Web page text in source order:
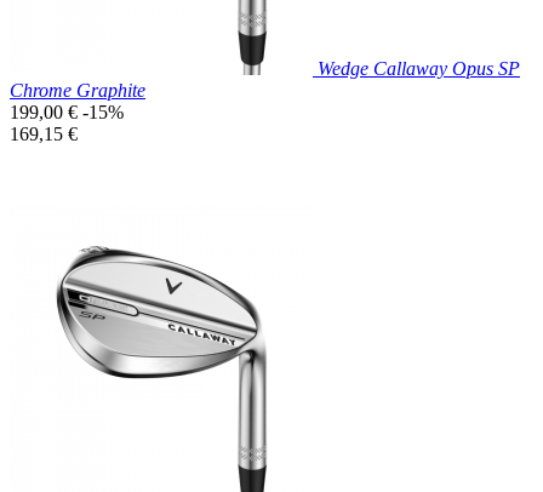
Wedge Callaway Opus SP
Chrome Graphite
Prix
de
199,00 € -15%
Prix
169,15 €
Aperçu rapide